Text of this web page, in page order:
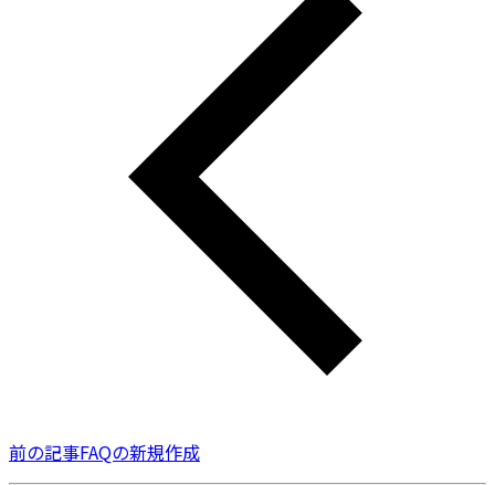
前の記事FAQの新規作成